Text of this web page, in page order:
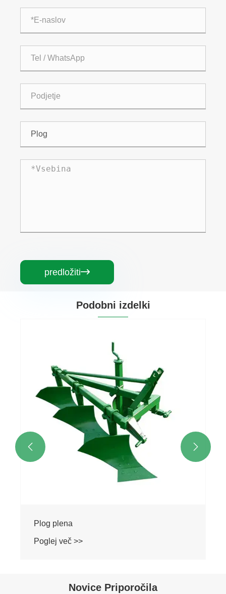
predložiti
Podobni izdelki
Plog plena
Poglej več >>
 
Novice Priporočila